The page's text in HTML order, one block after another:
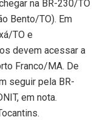
na BR-230/TO
Bento/TO). Em
TO e
devem acessar a
Franco/MA. De
seguir pela BR-
em nota.